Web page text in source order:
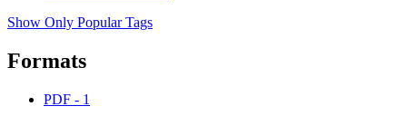
Show Only Popular Tags
Formats
PDF - 1